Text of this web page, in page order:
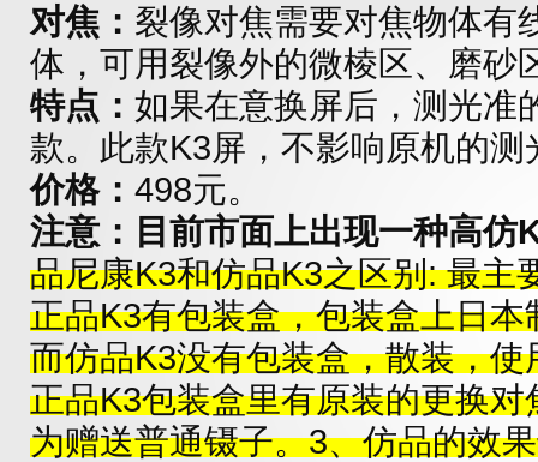
对焦： 裂像对焦需要对焦物体有
体，可用裂像外的微棱区、磨砂
特点： 如果在意换屏后，测光准
款。此款K3屏，不影响原机的测
价格： 498元。
注意：目前市面上出现一种高仿
品尼康K3和仿品K3之区别: 最主
正品K3有包装盒，包装盒上日
而仿品K3没有包装盒，散装，
正品K3包装盒里有原装的更换
为赠送普通镊子。3、仿品的效